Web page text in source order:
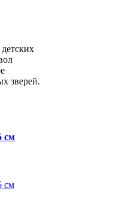
зверей.
см